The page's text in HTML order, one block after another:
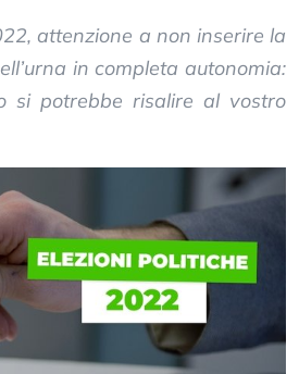
attenzione a non inserire la
in completa autonomia:
si potrebbe risalire al vostro